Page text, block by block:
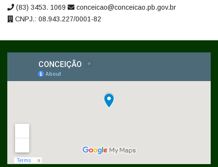
(83) 3453. 1069
conceicao@conceicao.pb.gov.br
CNPJ.: 08.943.227/0001-82